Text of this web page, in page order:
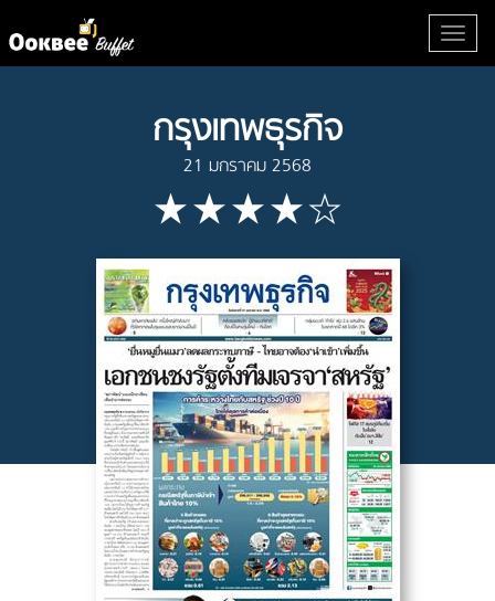
กรุงเทพธุรกิจ
21 มกราคม 2568